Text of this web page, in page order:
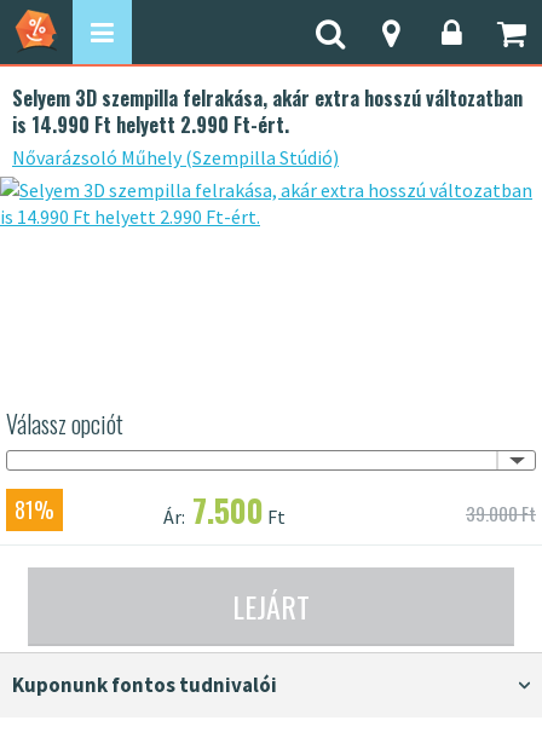
Selyem 3D szempilla felrakása, akár extra hosszú változatban
is 14.990 Ft helyett 2.990 Ft-ért.
Nővarázsoló Műhely (Szempilla Stúdió)
Válassz opciót
81% Ár: 7.500 Ft 39.000 Ft
LEJÁRT
Kuponunk fontos tudnivalói